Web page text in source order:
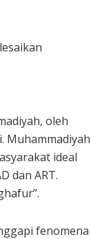
oleh
Muhammadiyah
ideal
dan ART.
fenomena